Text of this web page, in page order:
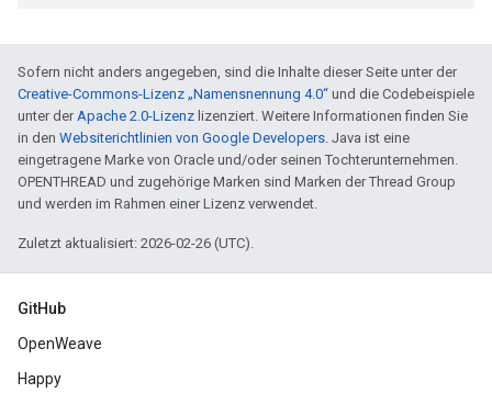
Sofern nicht anders angegeben, sind die Inhalte dieser Seite unter der
Creative-Commons-Lizenz „Namensnennung 4.0“ und die Codebeispiele
unter derApache 2.0-Lizenz lizenziert. Weitere Informationen finden Sie
in den Websiterichtlinien von Google Developers. Java ist eine
eingetragene Marke von Oracle und/oder seinen Tochterunternehmen.
OPENTHREAD und zugehörige Marken sind Marken der Thread Group
und werden im Rahmen einer Lizenz verwendet.
Zuletzt aktualisiert: 2026-02-26 (UTC).
GitHub
OpenWeave
Happy